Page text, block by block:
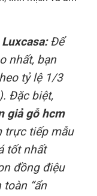
Để
nhất, bạn
tỷ lệ 1/3
Đặc biệt,
giả gỗ hcm
trực tiếp mẫu
tốt nhất
đồng điệu
“ẩn